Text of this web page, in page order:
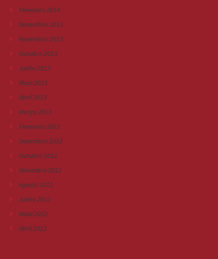
Fevereiro 2014
Dezembro 2013
Novembro 2013
Outubro 2013
Junho 2013
Maio 2013
Abril 2013
Março 2013
Fevereiro 2013
Dezembro 2012
Outubro 2012
Setembro 2012
Agosto 2012
Junho 2012
Maio 2012
Abril 2012